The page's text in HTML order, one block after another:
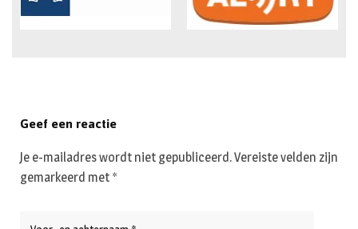
Geef een reactie
Je e-mailadres wordt niet gepubliceerd.Vereiste velden zijn
gemarkeerd met *